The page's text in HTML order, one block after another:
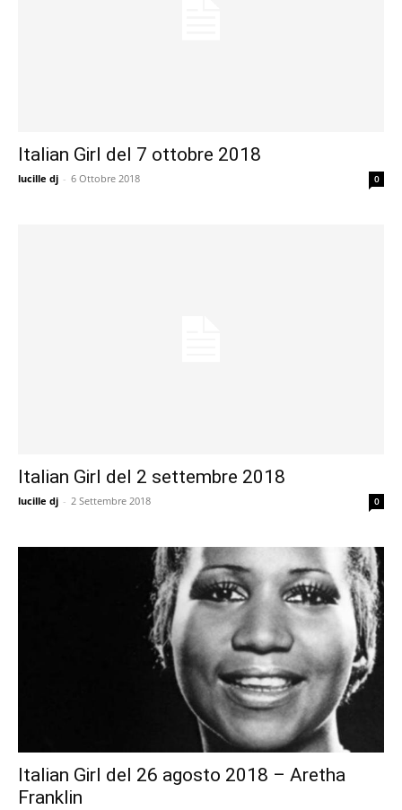
Italian Girl del 7 ottobre 2018
lucille dj - 6 Ottobre 2018 0
Italian Girl del 2 settembre 2018
lucille dj - 2 Settembre 2018 0
Italian Girl del 26 agosto 2018 – Aretha
Franklin